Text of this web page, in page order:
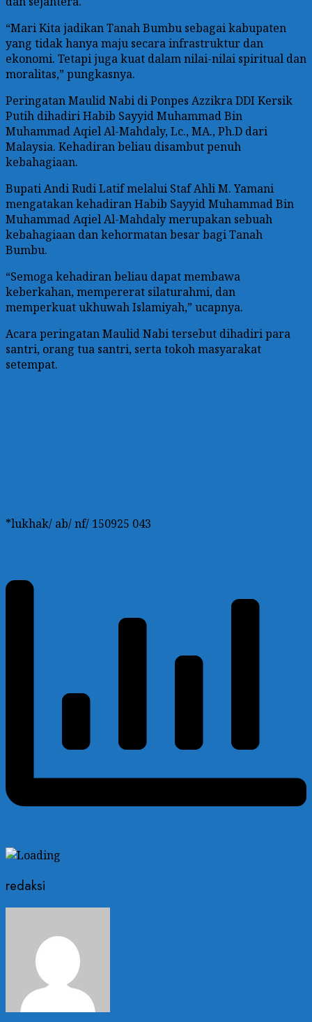
“Mari Kita jadikan Tanah Bumbu sebagai kabupaten
yang tidak hanya maju secara infrastruktur dan
ekonomi. Tetapi juga kuat dalam nilai-nilai spiritual dan
moralitas,” pungkasnya.
Peringatan Maulid Nabi di Ponpes Azzikra DDI Kersik
Putih dihadiri Habib Sayyid Muhammad Bin
Muhammad Aqiel Al-Mahdaly, Lc., MA., Ph.D dari
Malaysia. Kehadiran beliau disambut penuh
kebahagiaan.
Bupati Andi Rudi Latif melalui Staf Ahli M. Yamani
mengatakan kehadiran Habib Sayyid Muhammad Bin
Muhammad Aqiel Al-Mahdaly merupakan sebuah
kebahagiaan dan kehormatan besar bagi Tanah
Bumbu.
“Semoga kehadiran beliau dapat membawa
keberkahan, mempererat silaturahmi, dan
memperkuat ukhuwah Islamiyah,” ucapnya.
Acara peringatan Maulid Nabi tersebut dihadiri para
santri, orang tua santri, serta tokoh masyarakat
setempat.
*lukhak/ ab/ nf/ 150925 043
redaksi